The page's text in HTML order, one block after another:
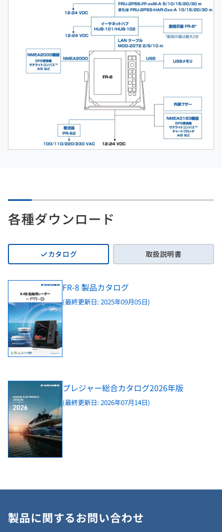
各種ダウンロード
カタログ 取扱説明書
FR-8 製品カタログ
(最終更新日: 2025年09月05日)
プレジャー総合カタログ2026年版
(最終更新日: 2026年07月14日)
製品に関するお問い合わせ